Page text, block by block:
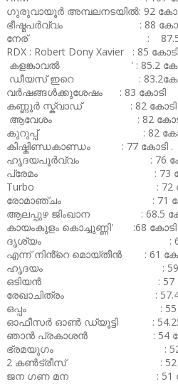
ഗുരുവായൂർ അമ്പലനടയിൽ: 92
ഭീഷ്മപർവ്വം : 88
നേര് : 87.5
RDX : Robert Dony Xavier : 85 കോടി
കളങ്കാവൽ ' : 85.2
ഡീയസ് ഇറെ :
വർഷങ്ങൾക്കുശേഷം : 83 കോടി
കണ്ണൂർ സ്ക്വാഡ് : 82 കോടി
ആവേശം : 82 കോടി
കുറുപ്പ് : 82
കിഷ്കിണ്ഡകാണ്ഡം : 77 കോടി .
ഹൃദയപൂർവ്വം : 76
പ്രേമം : 73
Turbo : 72
രോമാഞ്ചം : 71
ആലപ്പുഴ ജിംഖാന : 68.5
കായംകുളം കൊച്ചുണ്ണി' :68 കോടി
ദൃശ്യം : 63
എന്ന് നിൻ്റെ മൊയ്തീൻ : 61
ഹൃദയം : 59
ഒടിയൻ : 57
രേഖാചിത്രം : 57.40
ഒപ്പം : 55
ഓഫീസർ ഓൺ ഡ്യൂട്ടി : 54.25
ഞാൻ പ്രകാശൻ : 54
ഭ്രമയുഗം : 52
2 കൺട്രീസ് : 52
ജന ഗണ മന : 51